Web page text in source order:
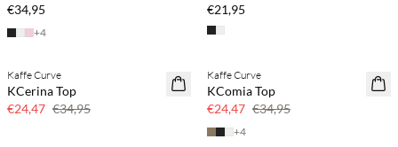
€34,95
+4
€21,95
SAVE20
30% korting
Kaffe Curve
KCerina Top
€24,47 €34,95
SAVE20
30% korting
Kaffe Curve
KComia Top
€24,47 €34,95
+4